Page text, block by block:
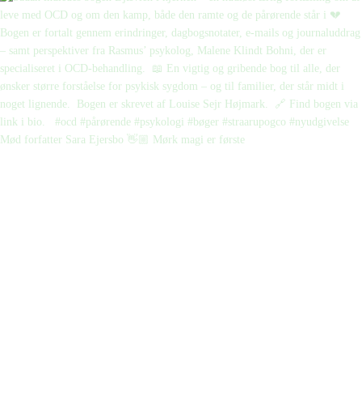
Mød forfatter Sara Ejersbo 👋🏼 Mørk magi er første